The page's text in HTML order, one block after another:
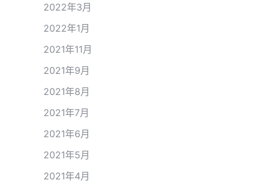
2022年3月
2022年1月
2021年11月
2021年9月
2021年8月
2021年7月
2021年6月
2021年5月
2021年4月